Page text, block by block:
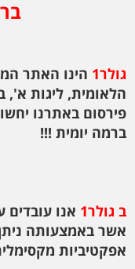
גולר1
הינו האתר
הלאומית, ליגות א',
פירסום באתרנו
ברמה יומית !!!
ב גולר1
אנו
אשר באמצעותה
אפקטיביות